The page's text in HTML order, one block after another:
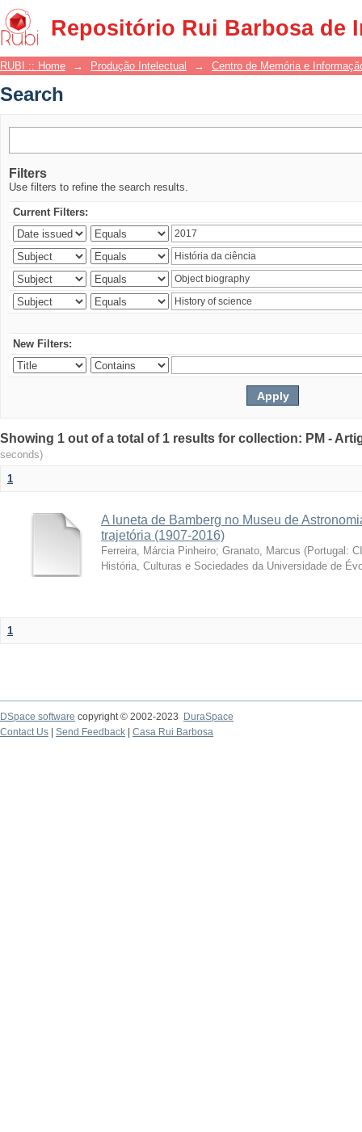
Repositório Rui Barbosa de
Search
RUBI :: Home → Produção Intelectual → Centro de Memória e
Search
Filters
Use filters to refine the search results.
Current Filters:
New Filters:
Showing 1 out of a total of 1 results for collection: PM -
seconds)
1
A luneta de Bamberg no Museu de
trajetória (1907-2016)
Ferreira, Márcia Pinheiro; Granato, Marcus (Portugal:
História, Culturas e Sociedades da Universidade de
1
DSpace software copyright © 2002-2023
DuraSpace
Contact Us
Send Feedback Casa Rui Barbosa